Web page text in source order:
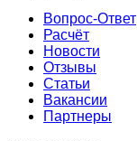
Вопрос-Ответ
Расчёт
Новости
Отзывы
Статьи
Вакансии
Партнеры